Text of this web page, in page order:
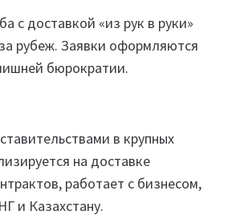
с доставкой «из рук в руки»
рубеж. Заявки оформляются
бюрократии.
в крупных
на доставке
работает с бизнесом,
и Казахстану.